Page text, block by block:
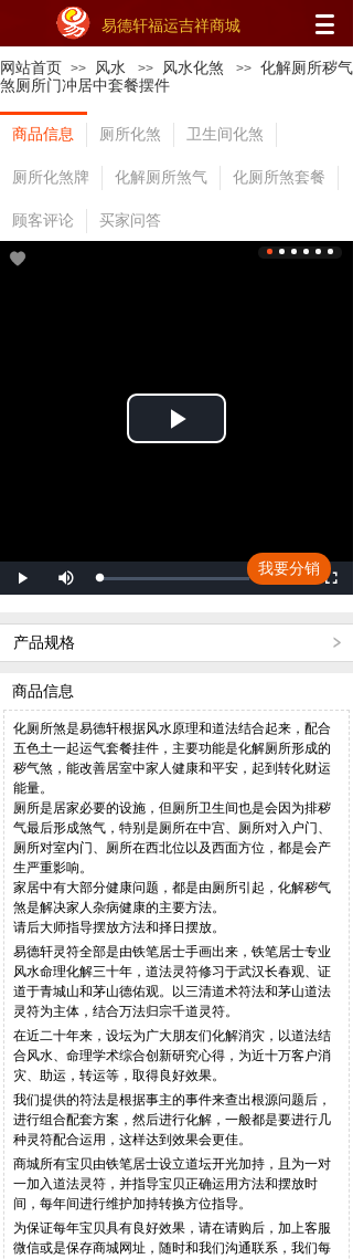
易德轩福运吉祥商城
网站首页 >> 风水 >> 风水化煞 >> 化解厕所秽气
煞厕所门冲居中套餐摆件
商品信息 厕所化煞 卫生间化煞
厕所化煞牌 化解厕所煞气 化厕所煞套餐
顾客评论 买家问答
Play
Play
Loaded:
0%
Progress:
0%
Remaining
-0:00
我要分销
产品规格
商品信息
化厕所煞是易德轩根据风水原理和道法结合起来，配合
五色土一起运气套餐挂件，主要功能是化解厕所形成的
秽气煞，能改善居室中家人健康和平安，起到转化财运
能量。
厕所是居家必要的设施，但厕所卫生间也是会因为排秽
气最后形成煞气，特别是厕所在中宫、厕所对入户门、
厕所对室内门、厕所在西北位以及西面方位，都是会产
生严重影响。
家居中有大部分健康问题，都是由厕所引起，化解秽气
煞是解决家人杂病健康的主要方法。
请后大师指导摆放方法和择日摆放。
易德轩灵符全部是由铁笔居士手画出来，铁笔居士专业
风水命理化解三十年，道法灵符修习于武汉长春观、证
道于青城山和茅山德佑观。以三清道术符法和茅山道法
灵符为主体，结合万法归宗千道灵符。
在近二十年来，设坛为广大朋友们化解消灾，以道法结
合风水、命理学术综合创新研究心得，为近十万客户消
灾、助运，转运等，取得良好效果。
我们提供的符法是根据事主的事件来查出根源问题后，
进行组合配套方案，然后进行化解，一般都是要进行几
种灵符配合运用，这样达到效果会更佳。
商城所有宝贝由铁笔居士设立道坛开光加持，且为一对
一加入道法灵符，并指导宝贝正确运用方法和摆放时
间，每年间进行维护加持转换方位指导。
为保证每年宝贝具有良好效果，请在请购后，加上客服
微信或是保存商城网址，随时和我们沟通联系，我们每